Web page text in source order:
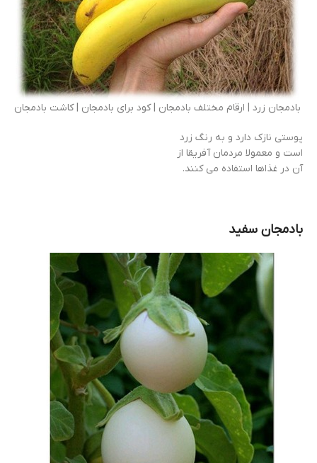
بادمجان زرد | ارقام مختلف بادمجان | کود برای بادمجان | کاشت بادمجان
پوستی نازک دارد و به رنگ زرد
است و معمولا مردمان آفریقا از
آن در غذاها استفاده می کنند.
بادمجان سفید